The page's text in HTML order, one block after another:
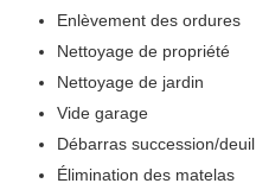
Enlèvement des ordures
Nettoyage de propriété
Nettoyage de jardin
Vide garage
Débarras succession/deuil
Élimination des matelas